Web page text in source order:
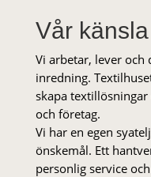
Vår
Vi arbetar, lever
inredning.
skapa
och företag.
Vi har en egen
önskemål. Ett
personlig service